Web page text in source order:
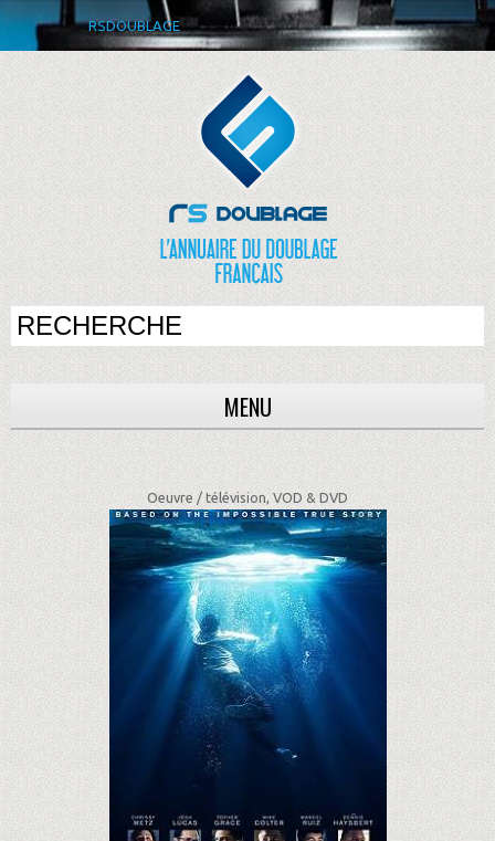
RSDOUBLAGE
MENU
Oeuvre / télévision, VOD & DVD